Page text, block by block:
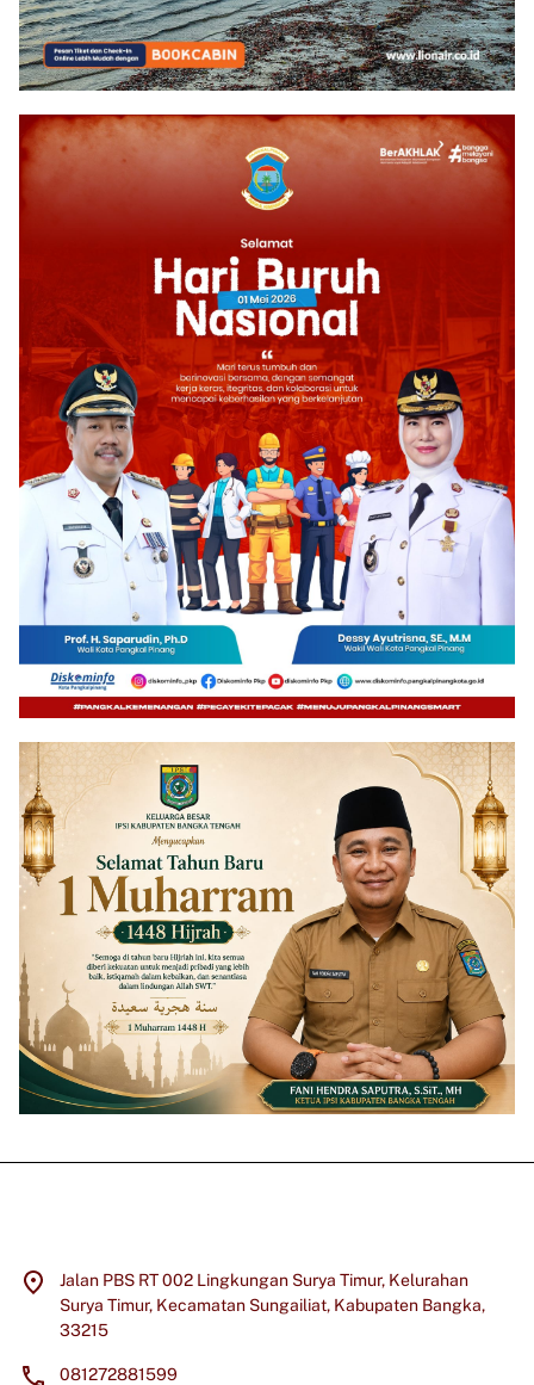
Jalan PBS RT 002 Lingkungan Surya Timur, Kelurahan
Surya Timur, Kecamatan Sungailiat, Kabupaten Bangka,
33215
081272881599